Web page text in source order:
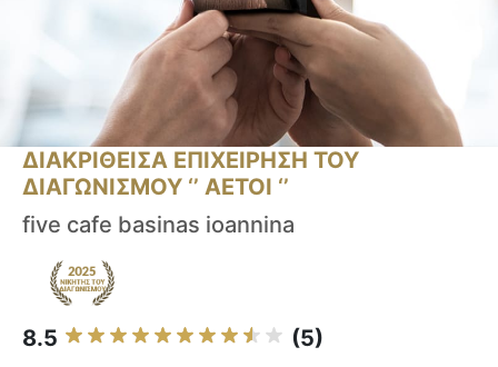
ΔΙΑΚΡΙΘΕΙΣΑ ΕΠΙΧΕΙΡΗΣΗ ΤΟΥ
ΔΙΑΓΩΝΙΣΜΟΥ ‘’ ΑΕΤΟΙ ‘’
five cafe basinas ioannina
8.5 (5)